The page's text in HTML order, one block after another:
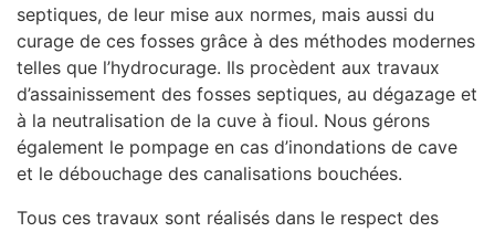
septiques, de leur mise aux normes, mais aussi du
curage de ces fosses grâce à des méthodes modernes
telles que l’hydrocurage. Ils procèdent aux travaux
d’assainissement des fosses septiques, au dégazage et
à la neutralisation de la cuve à fioul. Nous gérons
également le pompage en cas d’inondations de cave
et le débouchage des canalisations bouchées.
Tous ces travaux sont réalisés dans le respect des